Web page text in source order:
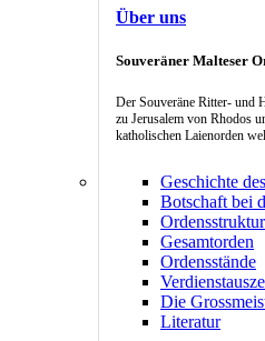
Über uns
Souveräner Malteser
Der Souveräne Ritter- und
zu Jerusalem von Rhodos
katholischen Laienorden
Geschichte
Botschaft bei
Gesamtorden
Ordensstände
Die
Literatur